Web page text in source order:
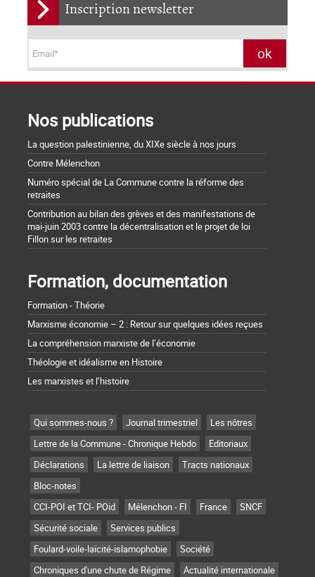
Inscription newsletter
Nos publications
La question palestinienne, du XIXe siècle à nos jours
Contre Mélenchon
Numéro spécial de La Commune contre la réforme des
retraites
Contribution au bilan des grèves et des manifestations de
mai-juin 2003 contre la décentralisation et le projet de loi
Fillon sur les retraites
Formation, documentation
Formation - Théorie
Marxisme économie – 2 : Retour sur quelques idées reçues
La compréhension marxiste de l’économie
Théologie et idéalisme en Histoire
Les marxistes et l’histoire
Qui sommes-nous ? Journal trimestriel
Les nôtres
Lettre de la Commune - Chronique Hebdo
Editoriaux
Déclarations
La lettre de liaison
Tracts nationaux
Bloc-notes
CCI-POI et TCI- POid
Mélenchon - FI France
SNCF
Sécurité sociale
Services publics
Foulard-voile-laïcité-islamophobie
Société
Chroniques d'une chute de Régime
Actualité internationale